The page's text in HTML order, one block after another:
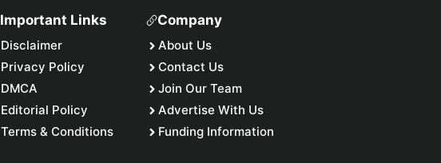
Important Links
Disclaimer
Privacy Policy
DMCA
Editorial Policy
Terms & Conditions
Company
About Us
Contact Us
Join Our Team
Advertise With Us
Funding Information